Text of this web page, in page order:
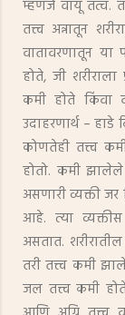
म्हणजे वायू तत्व.
तत्त्व अन्नातून
वातावरणातून या
होते, जी शरीराला
कमी होते किंवा
उदाहरणार्थ –
कोणतेही तत्त्व
होतो. कमी
असणारी व्यक्ती
आहे. त्या
असतात.
तरी तत्त्व कमी
जल तत्त्व कमी